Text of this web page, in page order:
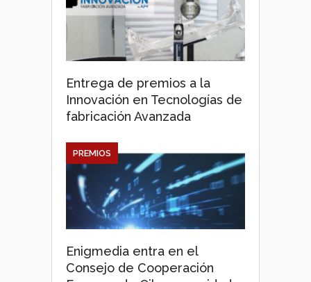
Entrega de premios a la
Innovación en Tecnologías de
fabricación Avanzada
Enigmedia entra en el
Consejo de Cooperación
PREMIOS